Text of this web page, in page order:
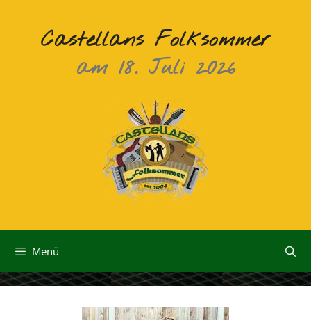
springenCastellans Folksommer
am 18. Juli 2026
Menü